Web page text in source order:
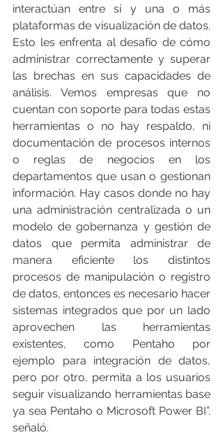
interactúan entre sí y una o más
plataformas de visualización de datos.
Esto les enfrenta al desafío de cómo
administrar correctamente y superar
las brechas en sus capacidades de
análisis. Vemos empresas que no
cuentan con soporte para todas estas
herramientas o no hay respaldo, ni
documentación de procesos internos
o reglas de negocios en los
departamentos que usan o gestionan
información. Hay casos donde no hay
una administración centralizada o un
modelo de gobernanza y gestión de
datos que permita administrar de
manera eficiente los distintos
procesos de manipulación o registro
de datos, entonces es necesario hacer
sistemas integrados que por un lado
aprovechen las herramientas
existentes, como Pentaho por
ejemplo para integración de datos,
pero por otro, permita a los usuarios
seguir visualizando herramientas base
ya sea Pentaho o Microsoft Power BI”.
señaló.